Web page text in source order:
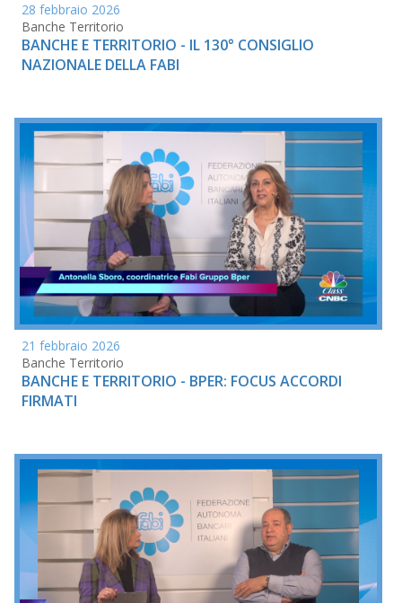
28 febbraio 2026
Banche Territorio
BANCHE E TERRITORIO - IL 130° CONSIGLIO
NAZIONALE DELLA FABI
21 febbraio 2026
Banche Territorio
BANCHE E TERRITORIO - BPER: FOCUS ACCORDI
FIRMATI